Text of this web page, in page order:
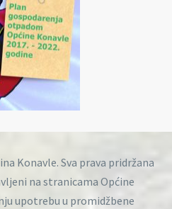
Konavle. Sva prava pridržana
na stranicama Općine
upotrebu u promidžbene